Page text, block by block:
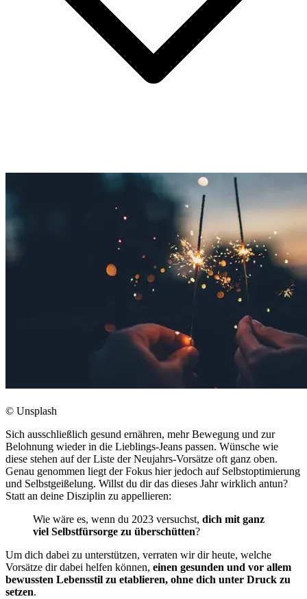
© Unsplash
Sich ausschließlich gesund ernähren, mehr Bewegung und zur
Belohnung wieder in die Lieblings-Jeans passen. Wünsche wie
diese stehen auf der Liste der Neujahrs-Vorsätze oft ganz oben.
Genau genommen liegt der Fokus hier jedoch auf Selbstoptimierung
und Selbstgeißelung. Willst du dir das dieses Jahr wirklich antun?
Statt an deine Disziplin zu appellieren:
Wie wäre es, wenn du 2023 versuchst, dich mit ganz
viel Selbstfürsorge zu überschütten?
Um dich dabei zu unterstützen, verraten wir dir heute, welche
Vorsätze dir dabei helfen können, einen gesunden und vor allem
bewussten Lebensstil zu etablieren, ohne dich unter Druck zu
setzen.